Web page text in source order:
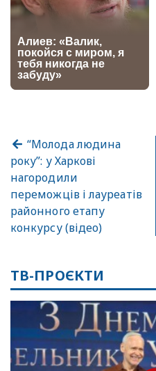
“Молода людина
року”: у Харкові
нагородили
переможців і лауреатів
районного етапу
конкурсу (відео)
ТВ-ПРОЄКТИ